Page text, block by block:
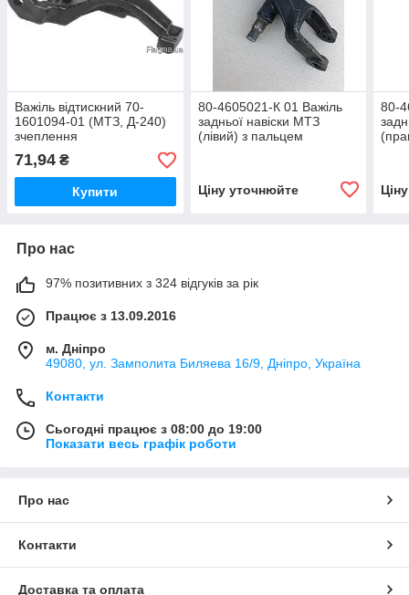
Важіль відтискний 70-
1601094-01 (МТЗ, Д-240)
зчеплення
71,94 ₴
Купити
80-4605021-К 01 Важіль
задньої навіски МТЗ
(лівий) з пальцем
Ціну уточнюйте
80-
Про нас
97% позитивних з 324 відгуків за рік
Працює з 13.09.2016
м. Дніпро
49080, ул. Замполита Биляева 16/9, Дніпро, Україна
Контакти
Сьогодні працює з 08:00 до 19:00
Показати весь графік роботи
Про нас
Контакти
Доставка та оплата